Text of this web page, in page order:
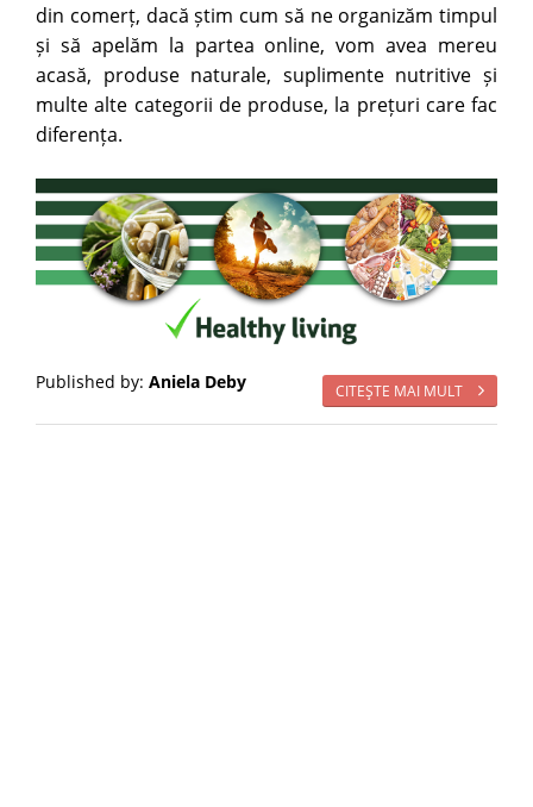
din comerț, dacă știm cum să ne organizăm timpul
și să apelăm la partea online, vom avea mereu
acasă, produse naturale, suplimente nutritive și
multe alte categorii de produse, la prețuri care fac
diferența.
CITEŞTE MAI MULT
Published by: Aniela Deby